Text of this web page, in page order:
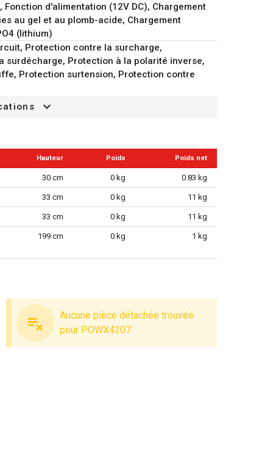
d'alimentation (12V DC), Chargement
au gel et au plomb-acide, Chargement
(lithium)
Protection contre la surcharge,
surdécharge, Protection à la polarité inverse,
Protection surtension, Protection contre
Hauteur Poids Poids net
30 cm 0 kg 0.83 kg
33 cm 0 kg 11 kg
33 cm 0 kg 11 kg
199 cm 0 kg 1 kg
Aucune pièce détachée trouvée
pour POWX4207